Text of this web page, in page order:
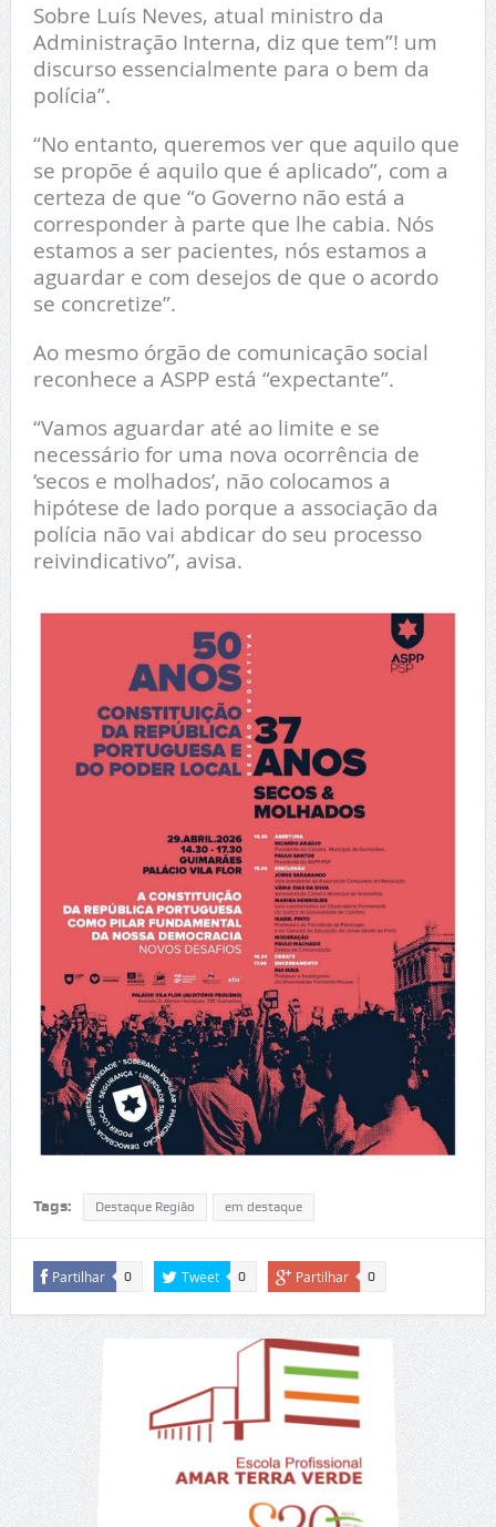
Sobre Luís Neves, atual ministro da
Administração Interna, diz que tem”! um
discurso essencialmente para o bem da
polícia”.
“No entanto, queremos ver que aquilo que
se propõe é aquilo que é aplicado”, com a
certeza de que “o Governo não está a
corresponder à parte que lhe cabia. Nós
estamos a ser pacientes, nós estamos a
aguardar e com desejos de que o acordo
se concretize”.
Ao mesmo órgão de comunicação social
reconhece a ASPP está “expectante”.
“Vamos aguardar até ao limite e se
necessário for uma nova ocorrência de
‘secos e molhados’, não colocamos a
hipótese de lado porque a associação da
polícia não vai abdicar do seu processo
reivindicativo”, avisa.
Tags: Destaque Região em destaque
Partilhar 0 Tweet 0 Partilhar 0